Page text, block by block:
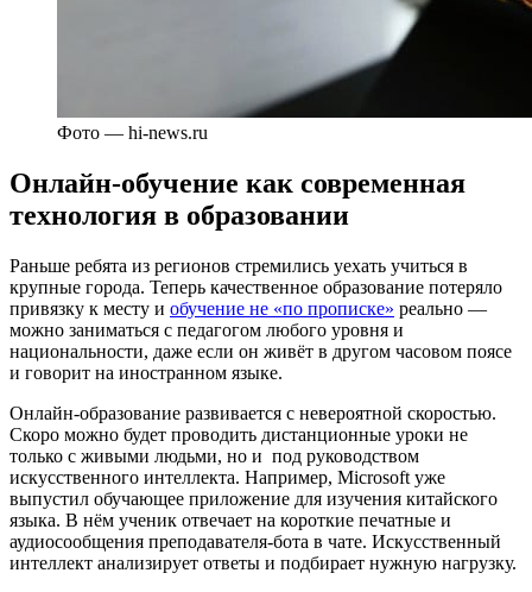
Фото — hi-news.ru
Онлайн-обучение как современная
технология в образовании
Раньше ребята из регионов стремились уехать учиться в
крупные города. Теперь качественное образование потеряло
привязку к месту и обучение не «по прописке» реально —
можно заниматься с педагогом любого уровня и
национальности, даже если он живёт в другом часовом поясе
и говорит на иностранном языке.
Онлайн-образование развивается с невероятной скоростью.
Скоро можно будет проводить дистанционные уроки не
только с живыми людьми, но и под руководством
искусственного интеллекта. Например, Microsoft уже
выпустил обучающее приложение для изучения китайского
языка. В нём ученик отвечает на короткие печатные и
аудиосообщения преподавателя-бота в чате. Искусственный
интеллект анализирует ответы и подбирает нужную нагрузку.